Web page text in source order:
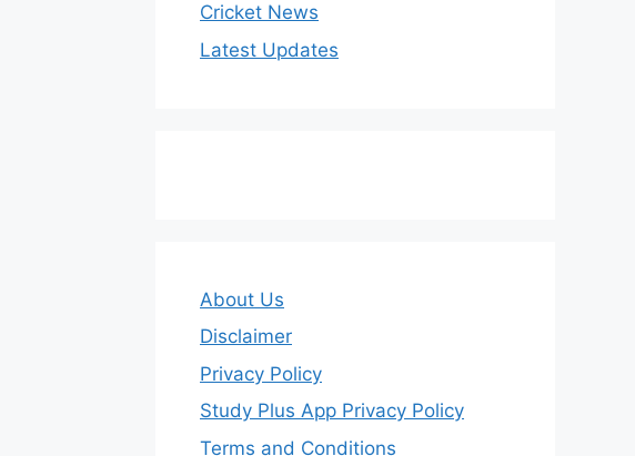
Cricket News
Latest Updates
About Us
Disclaimer
Privacy Policy
Study Plus App Privacy Policy
Terms and Conditions